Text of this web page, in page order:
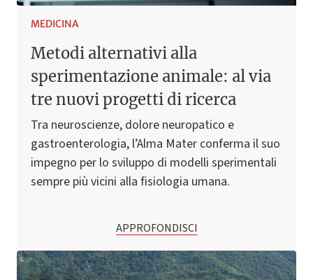
MEDICINA
Metodi alternativi alla
sperimentazione animale: al via
tre nuovi progetti di ricerca
Tra neuroscienze, dolore neuropatico e
gastroenterologia, l’Alma Mater conferma il suo
impegno per lo sviluppo di modelli sperimentali
sempre più vicini alla fisiologia umana.
APPROFONDISCI